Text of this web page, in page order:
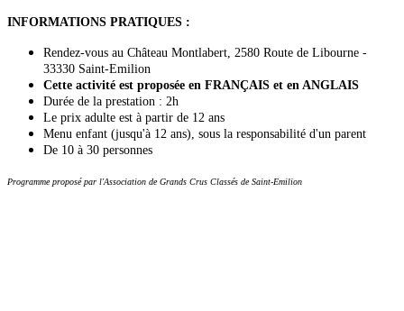
INFORMATIONS PRATIQUES :
Rendez-vous au Château Montlabert, 2580 Route de Libourne -
33330 Saint-Emilion
Cette activité est proposée en FRANÇAIS et en ANGLAIS
Durée de la prestation : 2h
Le prix adulte est à partir de 12 ans
Menu enfant (jusqu'à 12 ans), sous la responsabilité d'un parent
De 10 à 30 personnes
Programme proposé par l'Association de Grands Crus Classés de Saint-Emilion